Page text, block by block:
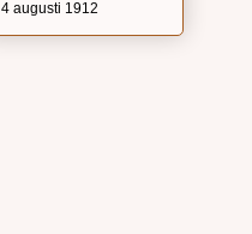
4 augusti 1912